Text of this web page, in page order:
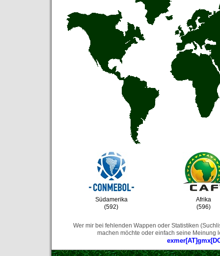
Südamerika
(592)
Afrika
(596)
Wer mir bei fehlenden Wappen oder Statistiken
machen möchte oder einfach seine Meinung